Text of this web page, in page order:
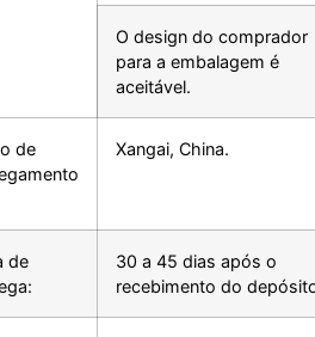
O design do comprador
para a embalagem é
aceitável.
de
Xangai, China.
de
30 a 45 dias após o
recebimento do